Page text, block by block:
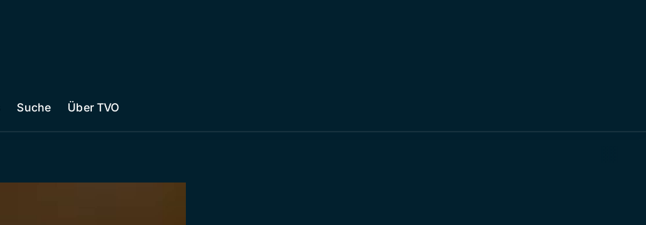
Suche Über TVO